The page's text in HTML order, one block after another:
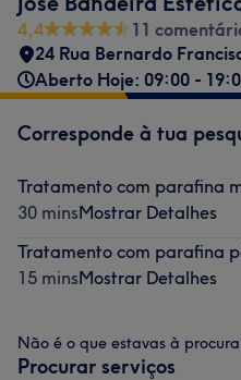
4,4
11
24 Rua Bernardo
Aberto Hoje: 09:00 -
Corresponde à tua
Tratamento com parafina
30 minsMostrar Detalhes
Tratamento com parafina
15 minsMostrar Detalhes
Não é o que estavas à
Procurar serviços